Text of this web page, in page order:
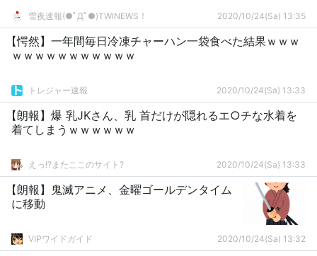
雪夜速報(●ﾟДﾟ●)TWINEWS！ 2020/10/24(Sa) 13:35
【愕然】一年間毎日冷凍チャーハン一袋食べた結果ｗｗｗ
ｗｗｗｗｗｗｗｗｗｗｗ
トレジャー速報 2020/10/24(Sa) 13:33
【朗報】爆 乳JKさん、乳 首だけが隠れるエ○チな水着を
着てしまうｗｗｗｗｗｗ
えっ!?またここのサイト? 2020/10/24(Sa) 13:33
【朗報】鬼滅アニメ、金曜ゴールデンタイム
に移動
VIPワイドガイド 2020/10/24(Sa) 13:32